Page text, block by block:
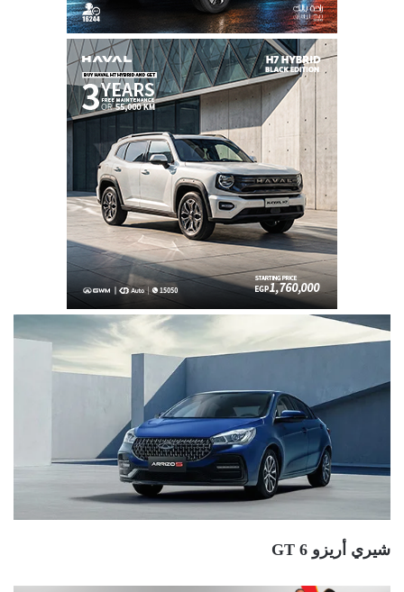
شيري أريزو 6 GT